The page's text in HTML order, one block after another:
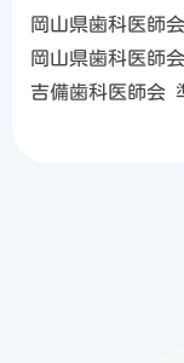
岡山県歯科医師
岡山県歯科医師
吉備歯科医師会